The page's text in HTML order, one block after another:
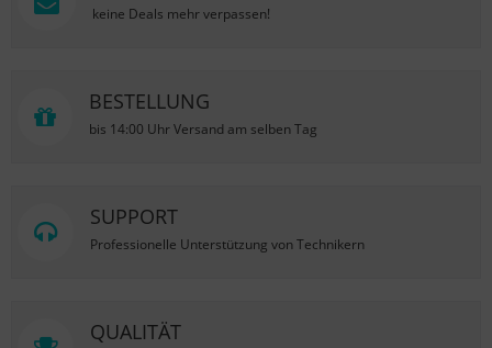
keine Deals mehr verpassen!
BESTELLUNG
bis 14:00 Uhr Versand am selben Tag
SUPPORT
Professionelle Unterstützung von Technikern
QUALITÄT